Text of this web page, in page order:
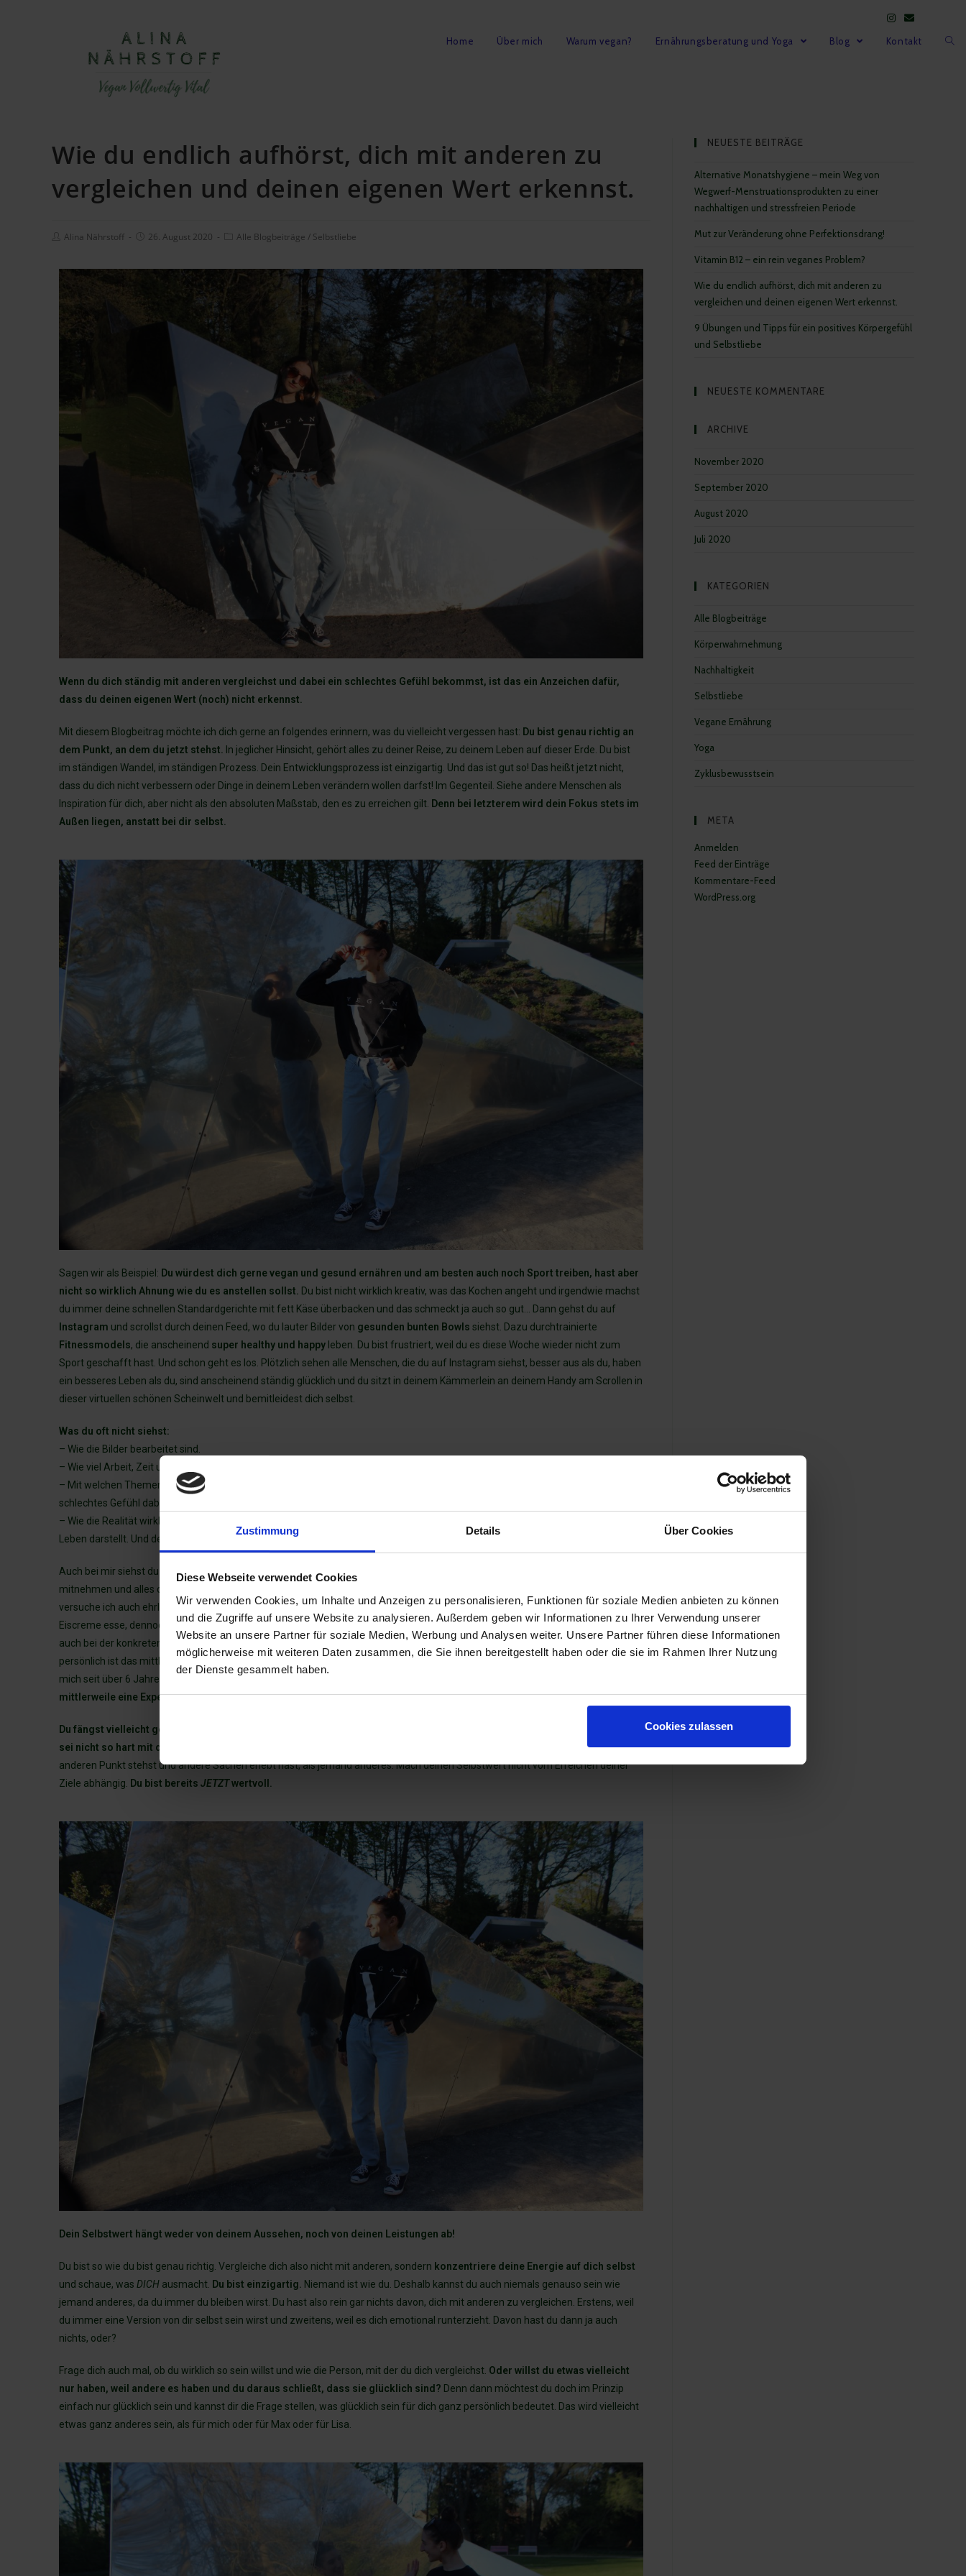
Zustimmung Details Über Cookies
Diese Webseite verwendet Cookies
Wir verwenden Cookies, um Inhalte und Anzeigen zu personalisieren, Funktionen für soziale Medien anbieten zu können
und die Zugriffe auf unsere Website zu analysieren. Außerdem geben wir Informationen zu Ihrer Verwendung unserer
Website an unsere Partner für soziale Medien, Werbung und Analysen weiter. Unsere Partner führen diese Informationen
möglicherweise mit weiteren Daten zusammen, die Sie ihnen bereitgestellt haben oder die sie im Rahmen Ihrer Nutzung
der Dienste gesammelt haben.
Cookies zulassen
Home Über mich Warum vegan? Ernährungsberatung und Yoga Blog Kontakt
Wie du endlich aufhörst, dich mit anderen zu
vergleichen und deinen eigenen Wert erkennst.
Alina Nährstoff 26. August 2020 Alle Blogbeiträge / Selbstliebe
Wenn du dich ständig mit anderen vergleichst und dabei ein schlechtes Gefühl bekommst, ist das ein Anzeichen dafür,
dass du deinen eigenen Wert (noch) nicht erkennst.
Mit diesem Blogbeitrag möchte ich dich gerne an folgendes erinnern, was du vielleicht vergessen hast: Du bist genau richtig an
dem Punkt, an dem du jetzt stehst. In jeglicher Hinsicht, gehört alles zu deiner Reise, zu deinem Leben auf dieser Erde. Du bist
im ständigen Wandel, im ständigen Prozess. Dein Entwicklungsprozess ist einzigartig. Und das ist gut so! Das heißt jetzt nicht,
dass du dich nicht verbessern oder Dinge in deinem Leben verändern wollen darfst! Im Gegenteil. Siehe andere Menschen als
Inspiration für dich, aber nicht als den absoluten Maßstab, den es zu erreichen gilt. Denn bei letzterem wird dein Fokus stets im
Außen liegen, anstatt bei dir selbst.
Sagen wir als Beispiel: Du würdest dich gerne vegan und gesund ernähren und am besten auch noch Sport treiben, hast aber
nicht so wirklich Ahnung wie du es anstellen sollst. Du bist nicht wirklich kreativ, was das Kochen angeht und irgendwie machst
du immer deine schnellen Standardgerichte mit fett Käse überbacken und das schmeckt ja auch so gut… Dann gehst du auf
Instagram und scrollst durch deinen Feed, wo du lauter Bilder von gesunden bunten Bowls siehst. Dazu durchtrainierte
Fitnessmodels, die anscheinend super healthy und happy leben. Du bist frustriert, weil du es diese Woche wieder nicht zum
Sport geschafft hast. Und schon geht es los. Plötzlich sehen alle Menschen, die du auf Instagram siehst, besser aus als du, haben
ein besseres Leben als du, sind anscheinend ständig glücklich und du sitzt in deinem Kämmerlein an deinem Handy am Scrollen in
dieser virtuellen schönen Scheinwelt und bemitleidest dich selbst.
Was du oft nicht siehst:
– Wie die Bilder bearbeitet sind.
– Wie viel Arbeit, Zeit und Liebe die Personen da reinstecken.
– Mit welchen Themen die Person gerade kämpft. Welche Selbstzweifel sie hat. Mit wem sie sich vielleicht vergleicht und ein
schlechtes Gefühl dabei bekommt.
– Wie die Realität wirklich aussieht. Sei dir bewusst, dass alles, was du auf Instagram siehst,
Leben darstellt. Und der Ausschnitt, der geteilt wird, wird bewusst gewählt.
Auch bei mir siehst du nur einen Bruchteil meines Lebens. Würde ich alles teilen, müsste ich den ganzen Tag mein Handy
mitnehmen und alles dokumentieren.
versuche ich auch ehrlich und offen darüber zu sprechen und ich teile auch oft, wenn ich mal was ungesundes wie zum Beispiel
Eiscreme esse, dennoch möchte ich ja generell andere Menschen dazu inspirieren, gesünder und veganer zu leben und ihnen
auch bei der konkreten Umsetzung helfen, weshalb ich dann hauptsächlich gesunde Rezeptinspirationen teile. Für mich
persönlich ist das mittlerweile super leicht, mich vegan und gesund zu ernähren, ich denke da gar nicht mehr drüber nach, weil ich
mich seit über 6 Jahren rein pflanzlich ernähre und auch ein Studium in veganer Ernährung abgeschlossen habe.
mittlerweile eine Expertin auf dem Gebiet, allerdings hat das auch viel Aufwand gekostet!
Du fängst vielleicht gerade erst an, dich mit dem Thema Veganismus/Gesundheit/Selbstliebe usw. zu beschäftigen, also
sei nicht so hart mit dir selbst!
Hab Mitgefühl mit dir und sei dir bewusst, dass du nicht weniger wert bist, nur weil du an einem
anderen Punkt stehst und andere Sachen erlebt hast, als jemand anderes. Mach deinen Selbstwert nicht vom Erreichen deiner
Ziele abhängig. Du bist bereits JETZTwertvoll.
Dein Selbstwert hängt weder von deinem Aussehen, noch von deinen Leistungen ab!
Du bist so wie du bist genau richtig. Vergleiche dich also nicht mit anderen, sondern konzentriere deine Energie auf dich selbst
und schaue, was DICH ausmacht. Du bist einzigartig.
Niemand ist wie du. Deshalb kannst du auch niemals genauso sein wie
jemand anderes, da du immer du bleiben wirst. Du hast also rein gar nichts davon, dich mit anderen zu vergleichen. Erstens, weil
du immer eine Version von dir selbst sein wirst und zweitens, weil es dich emotional runterzieht. Davon hast du dann ja auch
nichts, oder?
Frage dich auch mal, ob du wirklich so sein willst und wie die Person, mit der du dich vergleichst. Oder willst du etwas vielleicht
nur haben, weil andere es haben und du daraus schließt, dass sie glücklich sind? Denn dann möchtest du doch im Prinzip
einfach nur glücklich sein und kannst dir die Frage stellen, was glücklich sein für dich ganz persönlich bedeutet. Das wird vielleicht
etwas ganz anderes sein, als für mich oder für Max oder für Lisa.
NEUESTE BEITRÄGE
Alternative Monatshygiene – mein Weg von
Wegwerf-Menstruationsprodukten zu einer
nachhaltigen und stressfreien Periode
Mut zur Veränderung ohne Perfektionsdrang!
Vitamin B12 – ein rein veganes Problem?
Wie du endlich aufhörst, dich mit anderen zu
vergleichen und deinen eigenen Wert erkennst.
9 Übungen und Tipps für ein positives Körpergefühl
und Selbstliebe
NEUESTE KOMMENTARE
ARCHIVE
November 2020
September 2020
August 2020
Juli 2020
KATEGORIEN
Alle Blogbeiträge
Körperwahrnehmung
Nachhaltigkeit
Selbstliebe
Vegane Ernährung
Yoga
Zyklusbewusstsein
META
Anmelden
Feed der Einträge
Kommentare-Feed
WordPress.org